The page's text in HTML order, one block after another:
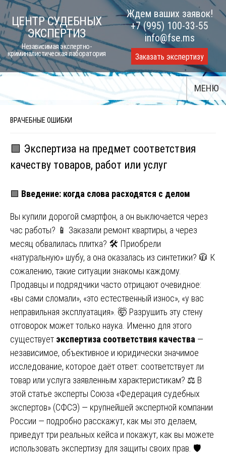
Skip
to
content
ЦЕНТР СУДЕБНЫХ
ЭКСПЕРТИЗ
Независимая экспертно-
криминалистическая лаборатория
Ждем ваших заявок!
+7 (995) 100-33-55
info@fse.ms
Заказать экспертизу
МЕНЮ
ВРАЧЕБНЫЕ ОШИБКИ
🟩 Экспертиза на предмет соответствия
качеству товаров, работ или услуг
🟩 Введение: когда слова расходятся с делом
Вы купили дорогой смартфон, а он выключается через
час работы? 📱 Заказали ремонт квартиры, а через
месяц обвалилась плитка? 🛠️ Приобрели
«натуральную» шубу, а она оказалась из синтетики? 🧥 К
сожалению, такие ситуации знакомы каждому.
Продавцы и подрядчики часто отрицают очевидное:
«вы сами сломали», «это естественный износ», «у вас
неправильная эксплуатация». 🤯 Разрушить эту стену
отговорок может только наука. Именно для этого
существует экспертиза соответствия качества —
независимое, объективное и юридически значимое
исследование, которое даёт ответ: соответствует ли
товар или услуга заявленным характеристикам? ⚖️ В
этой статье эксперты Союза «Федерация судебных
экспертов» (СФСЭ) — крупнейшей экспертной компании
России — подробно расскажут, как мы это делаем,
приведут три реальных кейса и покажут, как вы можете
использовать экспертизу для защиты своих прав. 🛡️